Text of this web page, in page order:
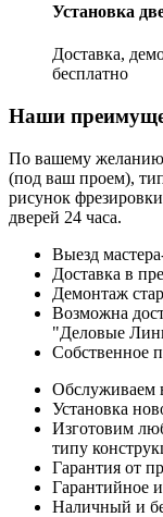
Установка
Доставка,
бесплатно
Наши
По вашему
(под ваш проем),
рисунок
дверей 24 часа.
Выезд
Доставка в
Демонтаж
Возможна
"Деловые
Собственное
Установка
Изготовим
типу
Гарантия от
Гарантийное
Наличный и